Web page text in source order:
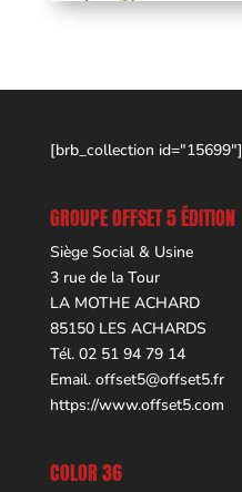
[brb_collection id="15699"]
GROUPE OFFSET 5 ÉDITION
Siège Social & Usine
3 rue de la Tour
LA MOTHE ACHARD
85150 LES ACHARDS
Tél. 02 51 94 79 14
Email. offset5@offset5.fr
https://www.offset5.com
COLOR 36